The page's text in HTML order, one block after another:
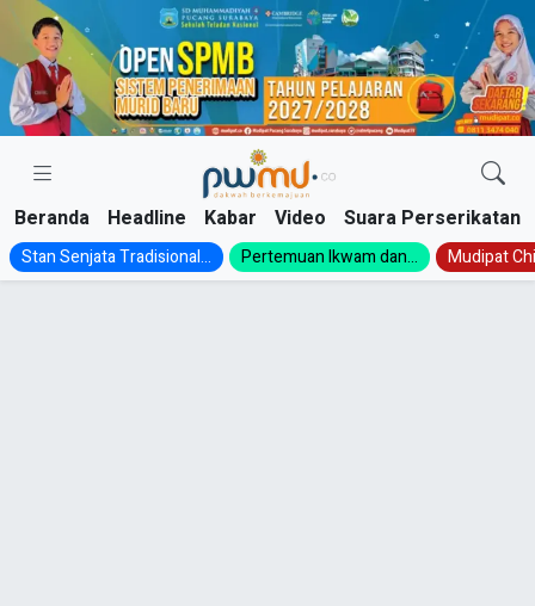
Skip
content
Beranda Headline Kabar Video Suara Perserikatan
Stan Senjata Tradisional... Pertemuan Ikwam dan... Mudipat